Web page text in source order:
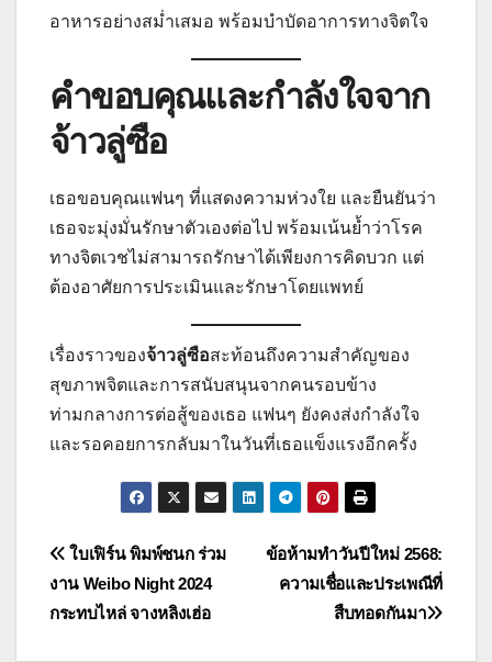
อาหารอย่างสม่ำเสมอ พร้อมบำบัดอาการทางจิตใจ
คำขอบคุณและกำลังใจจาก
จ้าวลู่ซือ
เธอขอบคุณแฟนๆ ที่แสดงความห่วงใย และยืนยันว่า
เธอจะมุ่งมั่นรักษาตัวเองต่อไป พร้อมเน้นย้ำว่าโรค
ทางจิตเวชไม่สามารถรักษาได้เพียงการคิดบวก แต่
ต้องอาศัยการประเมินและรักษาโดยแพทย์
เรื่องราวของจ้าวลู่ซือสะท้อนถึงความสำคัญของ
สุขภาพจิตและการสนับสนุนจากคนรอบข้าง
ท่ามกลางการต่อสู้ของเธอ แฟนๆ ยังคงส่งกำลังใจ
และรอคอยการกลับมาในวันที่เธอแข็งแรงอีกครั้ง
แนะแนว
เรื่อง
ข้อห้ามทำวันปีใหม่ 2568:
ความเชื่อและประเพณีที่
สืบทอดกันมา
ใบเฟิร์น พิมพ์ชนก ร่วม
งาน Weibo Night 2024
กระทบไหล่ จางหลิงเฮ่อ